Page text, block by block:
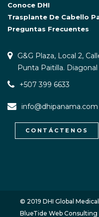
Conoce DHI
Trasplante De Cabello
Preguntas Frecuentes
G&G Plaza, Local 2,
Punta Paitilla.
+507 399 6633
info@dhipanama.com
CONTÁCTENOS
© 2019 DHI Global
BlueTide Web Consulting